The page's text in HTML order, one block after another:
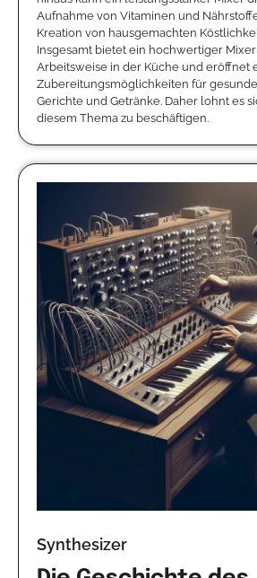
Aufnahme von Vitaminen und
Kreation von hausgemachten
Insgesamt bietet ein hochwertiger
Arbeitsweise in der Küche und eröffnet
Zubereitungsmöglichkeiten für
Gerichte und Getränke. Daher lohnt es
diesem Thema zu beschäftigen.
Synthesizer